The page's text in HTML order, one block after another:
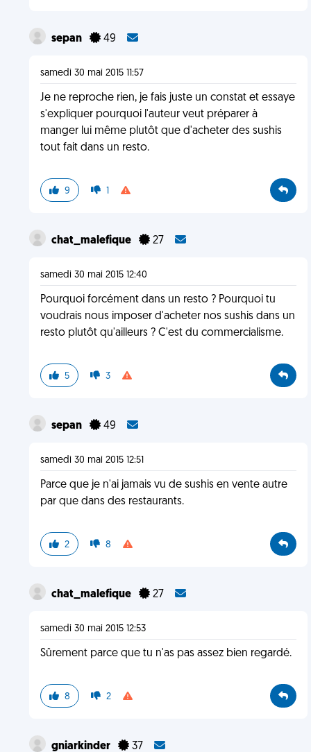
sepan 49
samedi 30 mai 2015 11:57
Je ne reproche rien, je fais juste un constat et essaye
s'expliquer pourquoi l'auteur veut préparer à
manger lui même plutôt que d'acheter des sushis
tout fait dans un resto.
9 1
chat_malefique 27
samedi 30 mai 2015 12:40
Pourquoi forcément dans un resto ? Pourquoi tu
voudrais nous imposer d'acheter nos sushis dans un
resto plutôt qu'ailleurs ? C'est du commercialisme.
5 3
sepan 49
samedi 30 mai 2015 12:51
Parce que je n'ai jamais vu de sushis en vente autre
par que dans des restaurants.
2 8
chat_malefique 27
samedi 30 mai 2015 12:53
Sûrement parce que tu n'as pas assez bien regardé.
8 2
gniarkinder 37